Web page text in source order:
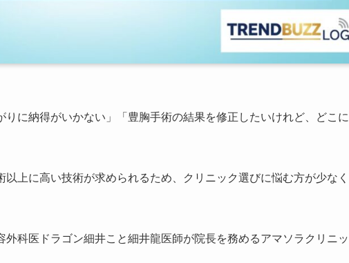
りに納得がいかない」「豊胸手術の結果を修正したいけれど、どこに
上に高い技術が求められるため、クリニック選びに悩む方が少なく
科医ドラゴン細井こと細井龍医師が院長を務めるアマソラクリニッ